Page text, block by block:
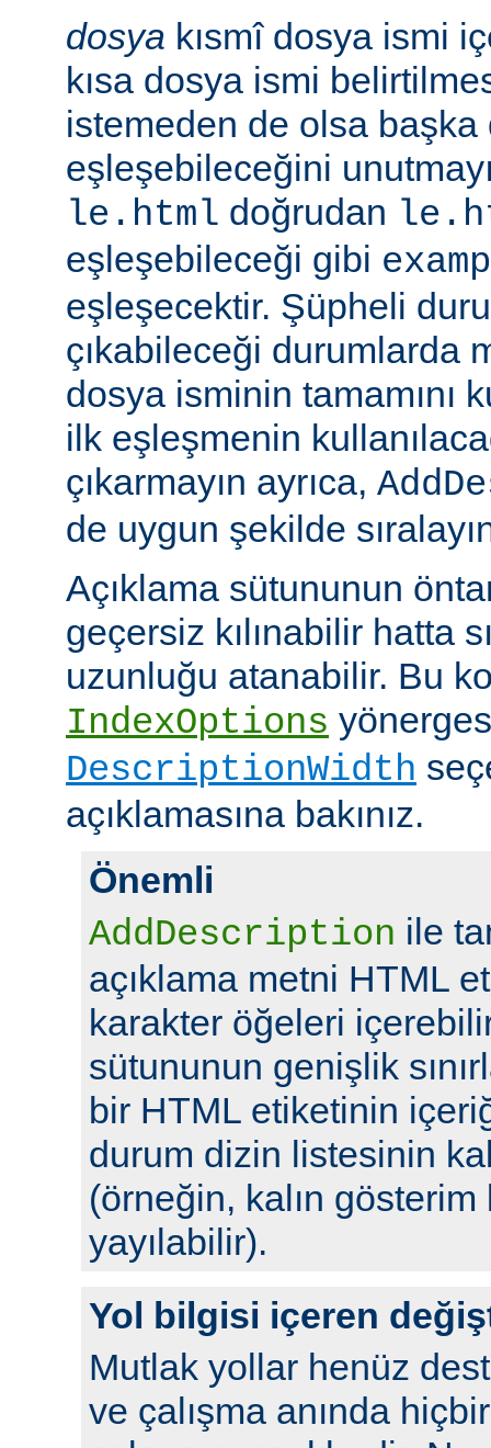
dosya kısmî dosya ismi
kısa dosya ismi
istemeden de olsa başka
eşleşebileceğini
le.html doğrudan
eşleşebileceği gibi
eşleşecektir. Şüpheli
çıkabileceği durumlarda
dosya isminin tamamını
ilk eşleşmenin
çıkarmayın ayrıca,
de uygun şekilde
Açıklama sütununun
geçersiz kılınabilir hatta
uzunluğu atanabilir. Bu
IndexOptions
DescriptionWidth
açıklamasına bakınız.
Önemli
AddDescription ile
açıklama metni HTML
karakter öğeleri
sütununun genişlik
bir HTML etiketinin
durum dizin listesinin
(örneğin, kalın
yayılabilir).
Yol bilgisi içeren
Mutlak yollar henüz
ve çalışma anında